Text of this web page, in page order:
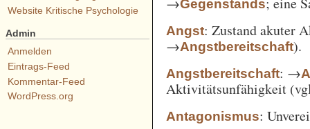
Gegenstands
Angst: Zustand akuter
→Angstbereitschaft).
Angstbereitschaft: →
Aktivitätsunfähigkeit
Antagonismus:
Website Kritische Psychologie
Admin
Anmelden
Eintrags-Feed
Kommentar-Feed
WordPress.org